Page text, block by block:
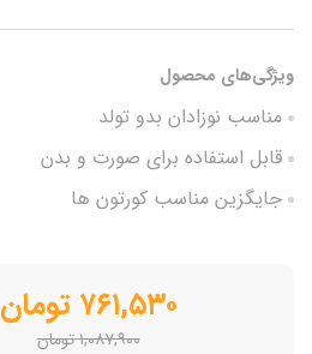
ویژگی‌های محصول
مناسب نوزادان بدو تولد
قابل استفاده برای صورت و بدن
جایگزین مناسب کورتون ها
فاقد الکل،پارابن،عطر
۷۶۱,۵۳۰ تومان
۱,۰۸۷,۹۰۰تومان